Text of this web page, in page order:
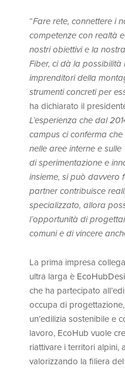
“Fare rete, connettere i
competenze con realtà
nostri obiettivi e la
Fiber, ci dà la
imprenditori della
strumenti concreti per
ha dichiarato il
L’esperienza che dal
campus ci conferma
nelle aree interne e
di sperimentazione e
insieme, si può davvero
partner contribuisce
specializzato, allora
l’opportunità di
comuni e di vincere
La prima impresa
ultra larga è
che ha partecipato
occupa di
un’edilizia sostenibile e
lavoro, EcoHub vuole
riattivare i territori alpini,
valorizzando la filiera